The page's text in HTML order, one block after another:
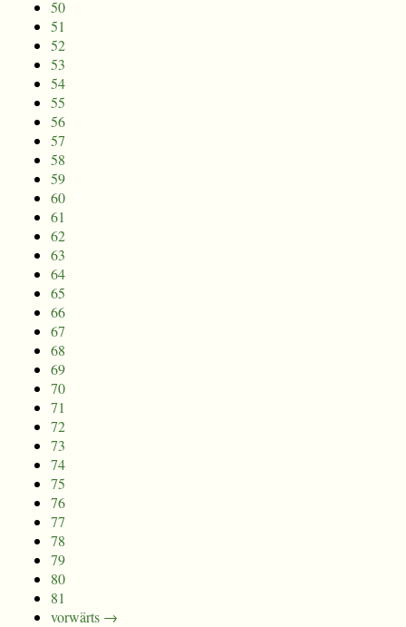
50
51
52
53
54
55
56
57
58
59
60
61
62
63
64
65
66
67
68
69
70
71
72
73
74
75
76
77
78
79
80
81
vorwärts →